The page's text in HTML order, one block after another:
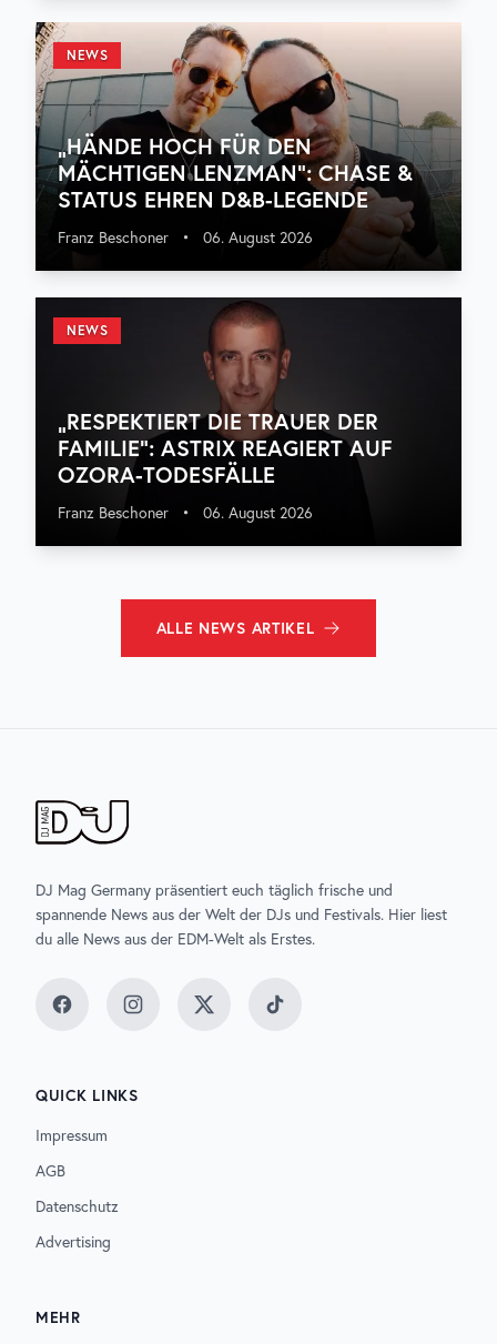
NEWS
„HÄNDE HOCH FÜR DEN
MÄCHTIGEN LENZMAN“: CHASE &
STATUS EHREN D&B-LEGENDE
Franz Beschoner • 06. August 2026
NEWS
„RESPEKTIERT DIE TRAUER DER
FAMILIE“: ASTRIX REAGIERT AUF
OZORA-TODESFÄLLE
Franz Beschoner • 06. August 2026
ALLE NEWS ARTIKEL
DJ Mag Germany präsentiert euch täglich frische und
spannende News aus der Welt der DJs und Festivals. Hier liest
du alle News aus der EDM-Welt als Erstes.
FacebookInstagramTwitter TikTok
QUICK LINKS
Impressum
AGB
Datenschutz
Advertising
MEHR